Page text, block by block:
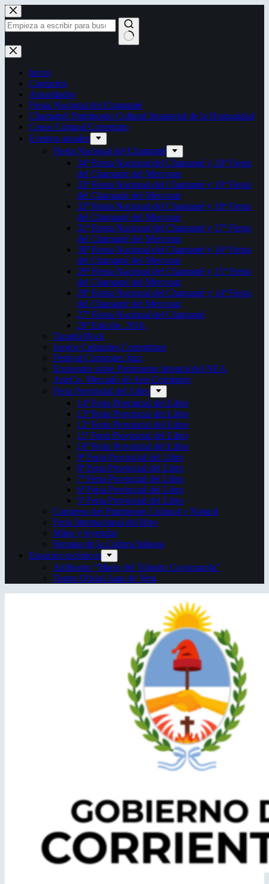
Saltar
al
contenido
Sin
resultados
Inicio
Contactos
Autoridades
Fiesta Nacional del Chamamé
Chamamé: Patrimonio Cultural Inmaterial de la Humanidad
Censo Cultural Correntino
Eventos anuales
Fiesta Nacional del Chamamé
34ª Fiesta Nacional del Chamamé y 20ª Fiesta
del Chamamé del Mercosur
33ª Fiesta Nacional del Chamamé y 19ª Fiesta
del Chamamé del Mercosur
32ª Fiesta Nacional del Chamamé y 18ª Fiesta
del Chamamé del Mercosur
31ª Fiesta Nacional del Chamamé y 17ª Fiesta
del Chamamé del Mercosur
30ª Fiesta Nacional del Chamamé y 16ª Fiesta
del Chamamé del Mercosur
29ª Fiesta Nacional del Chamamé y 15ª Fiesta
del Chamamé del Mercosur
28ª Fiesta Nacional del Chamamé y 14ª Fiesta
del Chamamé del Mercosur
27ª Fiesta Nacional del Chamamé
26ª Edición. 2016.
Taragüi Rock
Juegos Culturales Correntinos
Festival Corrientes Jazz
Encuentro sobre Patrimonio Integral del NEA
ArteCo. Mercado de Arte Corrientes
Feria Provincial del Libro
14ª Feria Provincial del Libro
13ª Feria Provincial del Libro
12ª Feria Provincial del Libro
11ª Feria Provincial del Libro
10ª Feria Provincial del Libro
9ª Feria Provincial del Libro
8ª Feria Provincial del Libro
7ª Feria Provincial del Libro
6ª Feria Provincial del Libro
5ª Feria Provincial del Libro
Congreso del Patrimonio Cultural y Natural
Feria Internacional del libro
Mitos y leyendas
Semana de la Cultura Italiana
Espacios escénicos
Anfiteatro “Mario del Tránsito Cocomarola”
Teatro Oficial Juan de Vera